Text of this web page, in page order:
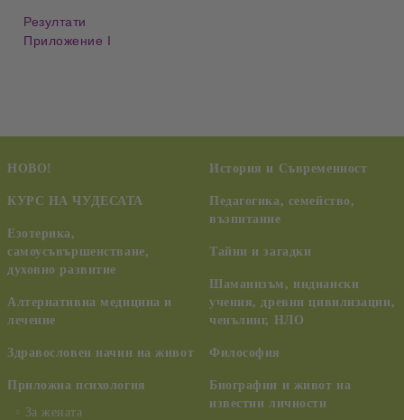
Резултати
Приложение I
НОВО!
КУРС НА ЧУДЕСАТА
Езотерика,
самоусъвършенстване,
духовно развитие
Алтернативна медицина и
лечение
Здравословен начин на живот
Приложна психология
За жената
История и Съвременност
Педагогика, семейство,
възпитание
Тайни и загадки
Шаманизъм, индиански
учения, древни цивилизации,
ченълинг, НЛО
Философия
Биографии и живот на
известни личности